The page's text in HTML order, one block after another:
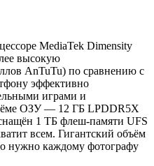
MediaTek Dimensity
высокую
AnTuTu) по сравнению с
эффективно
играми и
ОЗУ — 12 ГБ LPDDR5X
1 ТБ флеш-памяти UFS
всем. Гигантский объём
нужно каждому фотографу